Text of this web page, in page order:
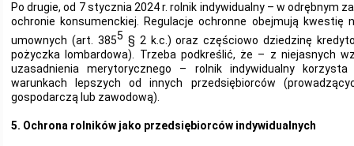
Po drugie, od 7 stycznia 2024 r. rolnik indywidualny – w odrębnym
ochronie konsumenckiej. Regulacje ochronne obejmują kwestię
umownych (art. 3855 § 2 k.c.) oraz częściowo dziedzinę
pożyczka lombardowa). Trzeba podkreślić, że – z niejasnych
uzasadnienia merytorycznego – rolnik indywidualny
warunkach lepszych od innych przedsiębiorców
gospodarczą lub zawodową).
5. Ochrona rolników jako przedsiębiorców indywidualnych